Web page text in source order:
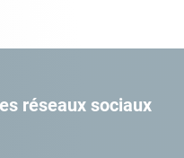
réseaux sociaux
Options